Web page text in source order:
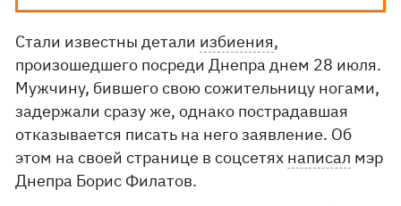
Стали известны детали избиения,
произошедшего посреди Днепра днем 28 июля.
Мужчину, бившего свою сожительницу ногами,
задержали сразу же, однако пострадавшая
отказывается писать на него заявление. Об
этом на своей странице в соцсетях написал мэр
Днепра Борис Филатов.